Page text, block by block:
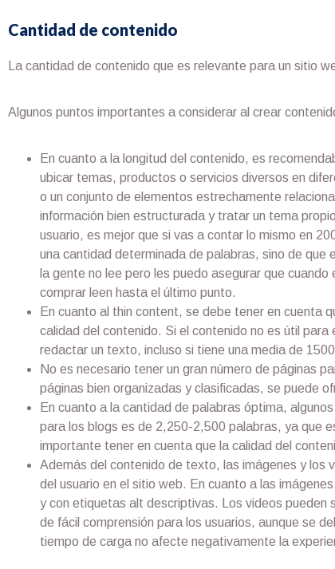
Cantidad de contenido
La cantidad de contenido que es relevante para un sitio
Algunos puntos importantes a considerar al crear
En cuanto a la longitud del contenido, es
ubicar temas, productos o servicios diversos en
o un conjunto de elementos estrechamente
información bien estructurada y tratar un tema
usuario, es mejor que si vas a contar lo mismo en
una cantidad determinada de palabras, sino de que
la gente no lee pero les puedo asegurar que
comprar leen hasta el último punto.
En cuanto al thin content, se debe tener en cuenta
calidad del contenido. Si el contenido no es útil
redactar un texto, incluso si tiene una media de
No es necesario tener un gran número de páginas
páginas bien organizadas y clasificadas, se puede
En cuanto a la cantidad de palabras óptima,
para los blogs es de 2,250-2,500 palabras, ya que
importante tener en cuenta que la calidad del
Además del contenido de texto, las imágenes y los
del usuario en el sitio web. En cuanto a las
y con etiquetas alt descriptivas. Los videos pueden
de fácil comprensión para los usuarios, aunque se
tiempo de carga no afecte negativamente la